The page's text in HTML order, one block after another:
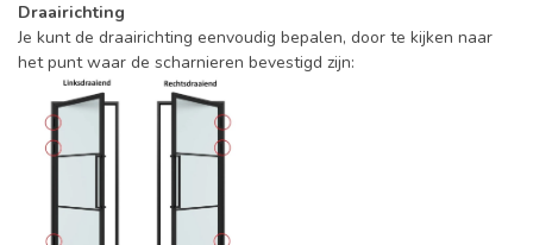
Draairichting
Je kunt de draairichting eenvoudig bepalen, door te kijken naar
het punt waar de scharnieren bevestigd zijn: